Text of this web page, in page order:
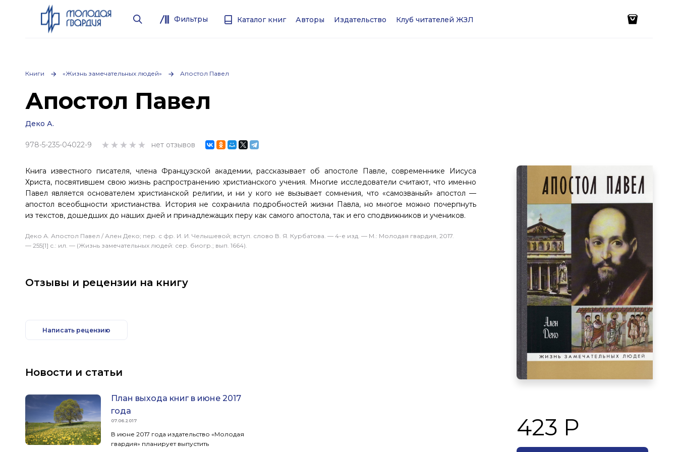
Фильтры Каталог книг Авторы Издательство Клуб читателей ЖЗЛ
Книги «Жизнь замечательных людей» Апостол Павел
Апостол Павел
Деко А.
978-5-235-04022-9 нет отзывов
Книга известного писателя, члена Французской академии, рассказывает об апостоле Павле, современнике Иисуса
Христа, посвятившем свою жизнь распространению христианского учения. Многие исследователи считают, что именно
Павел является основателем христианской религии, и ни у кого не вызывает сомнения, что «самозваный» апостол —
апостол всеобщности христианства. История не сохранила подробностей жизни Павла, но многое можно почерпнуть
из текстов, дошедших до наших дней и принадлежащих перу как самого апостола, так и его сподвижников и учеников.
Деко А. Апостол Павел / Ален Деко; пер. с фр. И. И. Челышевой; вступ. слово В. Я. Курбатова. — 4-е изд. — М.: Молодая гвардия, 2017.
— 255[1] с.: ил. — (Жизнь замечательных людей: сер. биогр.; вып. 1664).
Отзывы и рецензии на книгу
Написать рецензию
Новости и статьи
План выхода книг в июне 2017
года
07.06.2017
В июне 2017 года издательство «Молодая
гвардия» планирует выпустить
423 Р